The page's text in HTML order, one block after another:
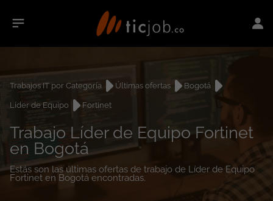
Trabajos IT por Categoría Últimas ofertas
Bogotá
Líder de Equipo
Fortinet
Trabajo Líder de Equipo Fortinet
en Bogotá
Estás son las últimas ofertas de trabajo de Líder de Equipo
Fortinet en Bogotá encontradas.